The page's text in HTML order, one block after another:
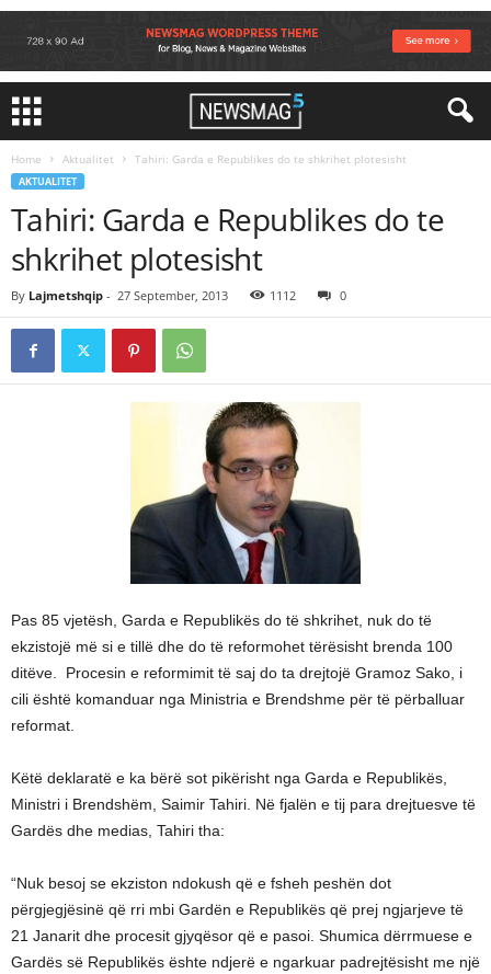
Home Aktualitet Tahiri: Garda e Republikes do te shkrihet plotesisht
AKTUALITET
Tahiri: Garda e Republikes do te
shkrihet plotesisht
By Lajmetshqip - 27 September, 2013 1112 0
Pas 85 vjetësh, Garda e Republikës do të shkrihet, nuk do të
ekzistojë më si e tillë dhe do të reformohet tërësisht brenda 100
ditëve. Procesin e reformimit të saj do ta drejtojë Gramoz Sako, i
cili është komanduar nga Ministria e Brendshme për të përballuar
reformat.
Këtë deklaratë e ka bërë sot pikërisht nga Garda e Republikës,
Ministri i Brendshëm, Saimir Tahiri. Në fjalën e tij para drejtuesve të
Gardës dhe medias, Tahiri tha:
“Nuk besoj se ekziston ndokush që e fsheh peshën dot
përgjegjësinë që rri mbi Gardën e Republikës që prej ngjarjeve të
21 Janarit dhe procesit gjyqësor që e pasoi. Shumica dërrmuese e
Gardës së Republikës ështe ndjerë e ngarkuar padrejtësisht me një